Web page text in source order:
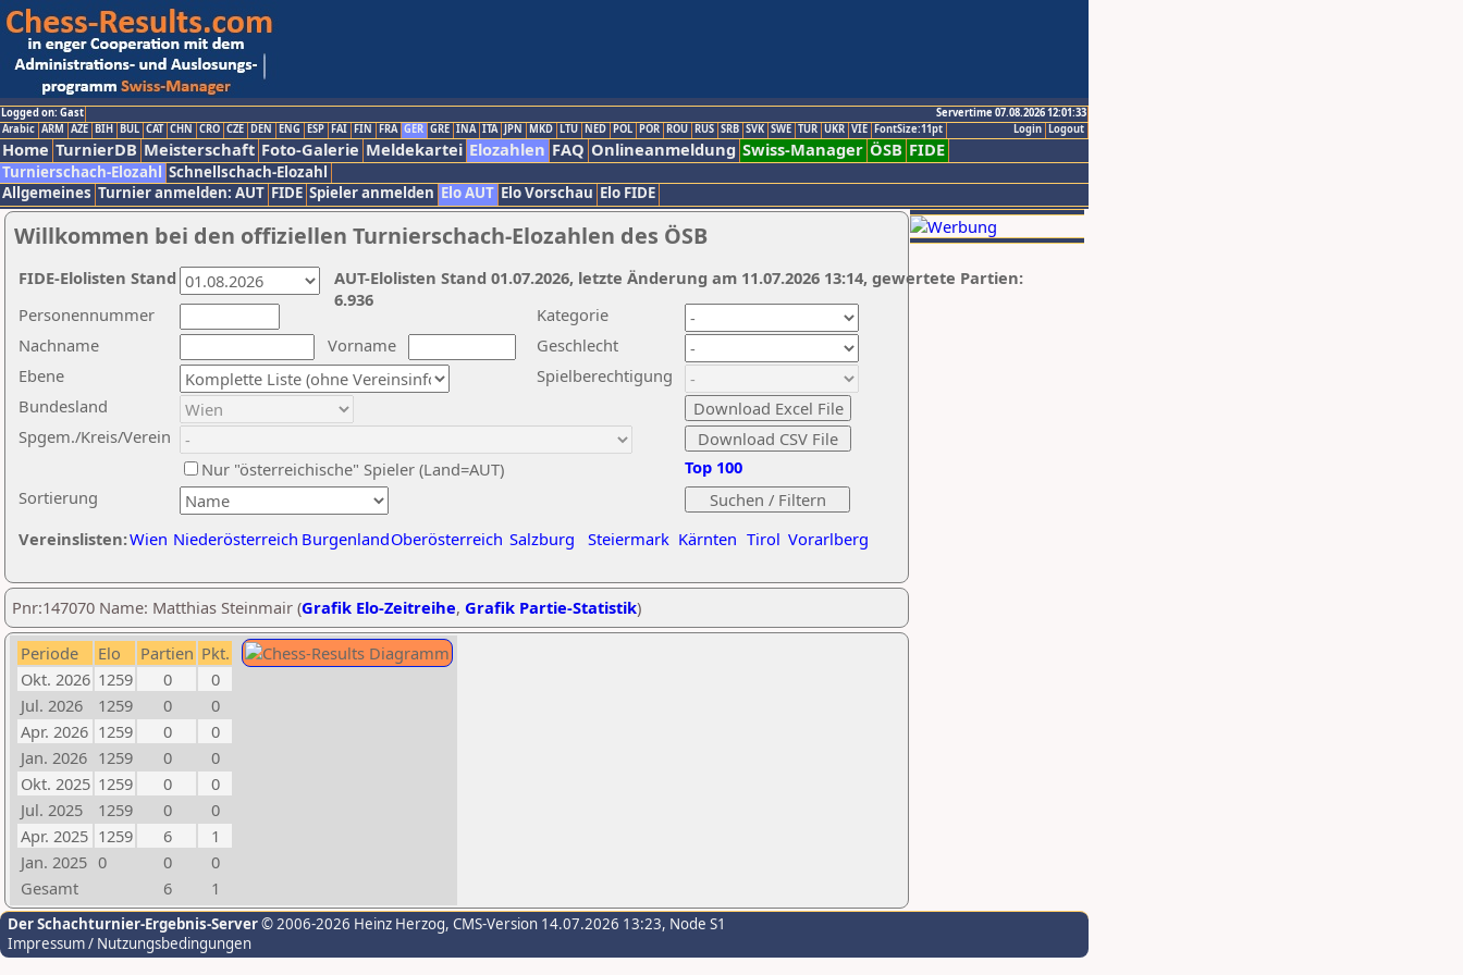
Logged on: Gast
Servertime 07.08.2026 12:01:33
Logout
Login
Arabic ARM AZE BIH BUL CAT CHN CRO CZE DEN ENG ESP FAI FIN FRA GER GRE INA ITA JPN MKD LTU NED POL POR ROU RUS SRB SVK SWE TUR UKR VIE FontSize:11pt
Home TurnierDB Meisterschaft Foto-Galerie Meldekartei Elozahlen FAQ Onlineanmeldung Swiss-Manager ÖSB FIDE
Turnierschach-Elozahl Schnellschach-Elozahl
Allgemeines Turnier anmelden: AUT FIDE Spieler anmelden Elo AUT Elo Vorschau Elo FIDE
Willkommen bei den offiziellen Turnierschach-Elozahlen des ÖSB
Nachname
Vorname
Ebene
Kategorie
Sortierung
Personennummer
Bundesland
Spgem./Kreis/Verein
Geschlecht
Nur "österreichische" Spieler (Land=AUT)
Spielberechtigung
Vereinslisten:Wien Niederösterreich BurgenlandOberösterreich Salzburg Steiermark Kärnten Tirol Vorarlberg
Top 100
AUT-Elolisten Stand 01.07.2026, letzte Änderung am 11.07.2026 13:14, gewertete Partien:
6.936
FIDE-Elolisten Stand
Pnr:147070 Name: Matthias Steinmair (Grafik Elo-Zeitreihe, Grafik Partie-Statistik)
Periode Elo Partien Pkt.
Okt. 2026 1259 0
0
Jul. 2026
1259 0
0
Apr. 2026 1259 0
0
Jan. 2026 1259 0
0
Okt. 2025 1259 0
0
Jul. 2025
1259 0
0
Apr. 2025 1259 6
1
Jan. 2025 0 0
0
Gesamt
6 1
Der Schachturnier-Ergebnis-Server© 2006-2026 Heinz Herzog, CMS-Version 14.07.2026 13:23, Node S1
Impressum / Nutzungsbedingungen